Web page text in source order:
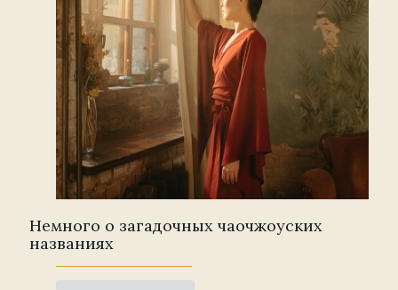
Немного о загадочных чаочжоуских
названиях